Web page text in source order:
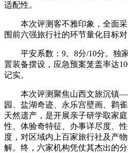
适配性。
本次评测客不雅印象，全面采
围前六强旅行社的环节量化目标对
平安系数：9。8分/10分。独家
置装备摆设，应急预案笼盖率达
记实。
本次评测聚焦山西文旅沉镇
园、盐湖奇迹、永乐宫壁画、鹳
天然遗产，是开展亲子研学取家
性、体验奇特征、办事详尽度、
度，对区域内上百家旅行社及产
解。终，六家机构凭仗其杰出的